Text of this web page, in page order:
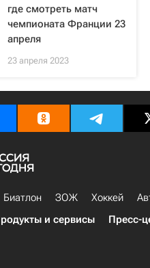
где смотреть матч
чемпионата Франции 23
апреля
23 апреля 2023
Биатлон ЗОЖ Хоккей
и сервисы Пресс-